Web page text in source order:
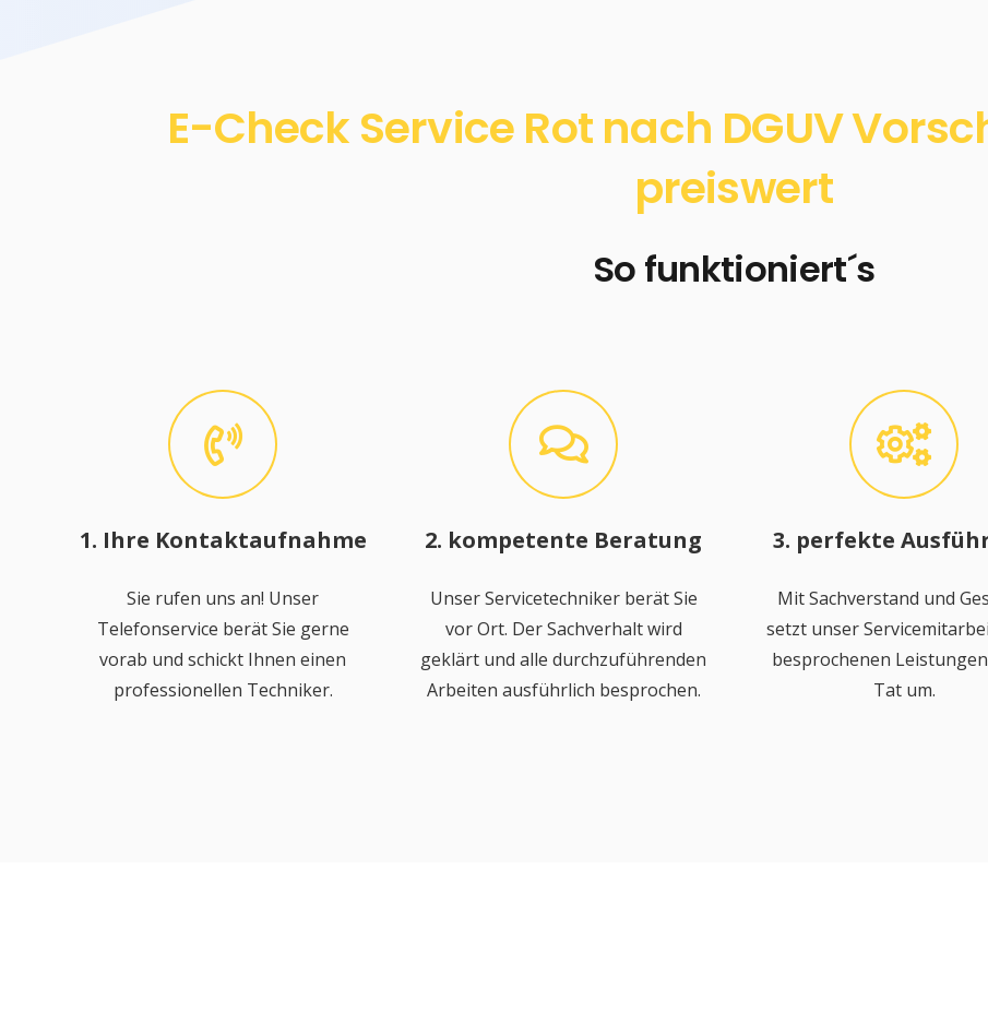
E-Check Service Rot nach DGUV
preiswert
So funktioniert´s
1. Ihre Kontaktaufnahme
Sie rufen uns an! Unser
Telefonservice berät Sie gerne
vorab und schickt Ihnen einen
professionellen Techniker.
2. kompetente Beratung
Unser Servicetechniker berät Sie
vor Ort. Der Sachverhalt wird
geklärt und alle durchzuführenden
Arbeiten ausführlich besprochen.
3. perfekte
Mit Sachverstand und
setzt unser
besprochenen
Tat um.